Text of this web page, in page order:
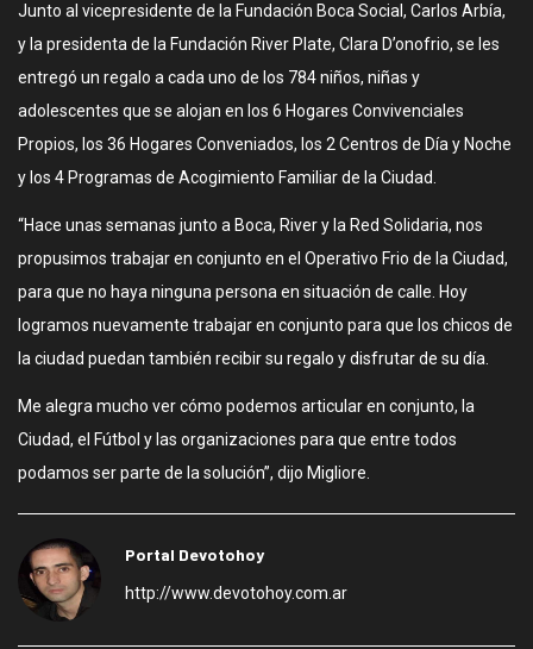
Junto al vicepresidente de la Fundación Boca Social, Carlos Arbía,
y la presidenta de la Fundación River Plate, Clara D’onofrio, se les
entregó un regalo a cada uno de los 784 niños, niñas y
adolescentes que se alojan en los 6 Hogares Convivenciales
Propios, los 36 Hogares Conveniados, los 2 Centros de Día y Noche
y los 4 Programas de Acogimiento Familiar de la Ciudad.
“Hace unas semanas junto a Boca, River y la Red Solidaria, nos
propusimos trabajar en conjunto en el Operativo Frio de la Ciudad,
para que no haya ninguna persona en situación de calle. Hoy
logramos nuevamente trabajar en conjunto para que los chicos de
la ciudad puedan también recibir su regalo y disfrutar de su día.
Me alegra mucho ver cómo podemos articular en conjunto, la
Ciudad, el Fútbol y las organizaciones para que entre todos
podamos ser parte de la solución”, dijo Migliore.
Portal Devotohoy
http://www.devotohoy.com.ar